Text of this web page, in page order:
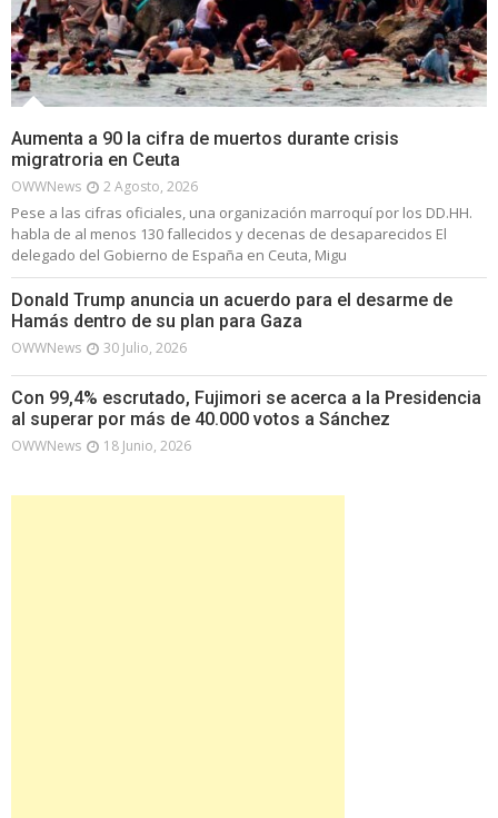
Aumenta a 90 la cifra de muertos durante crisis
migratroria en Ceuta
OWWNews 2 Agosto, 2026
Pese a las cifras oficiales, una organización marroquí por los DD.HH.
habla de al menos 130 fallecidos y decenas de desaparecidos El
delegado del Gobierno de España en Ceuta, Migu
Donald Trump anuncia un acuerdo para el desarme de
Hamás dentro de su plan para Gaza
OWWNews 30 Julio, 2026
Con 99,4% escrutado, Fujimori se acerca a la Presidencia
al superar por más de 40.000 votos a Sánchez
OWWNews 18 Junio, 2026